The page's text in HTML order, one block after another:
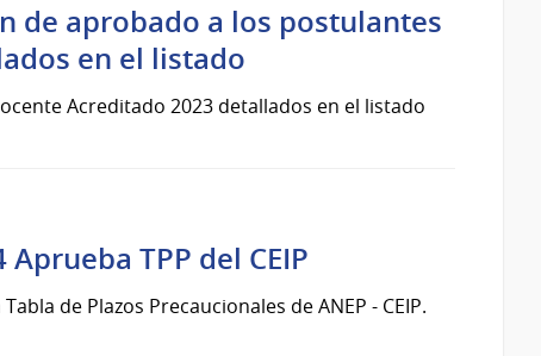
de aprobado a los postulantes
en el listado
Acreditado 2023 detallados en el listado
TPP del CEIP
de Plazos Precaucionales de ANEP - CEIP.